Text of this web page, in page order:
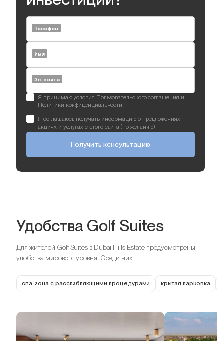
Телефон
Имя
Эл. почта
Я принимаю условия Пользовательского соглашения и
Политики конфиденциальности
Я соглашаюсь получать информацию о предложениях,
акциях и услугах с этого сайта (по желанию)
Получить консультацию
Удобства Golf Suites
Для жителей Golf Suites в Dubai Hills Estate предусмотрены
удобства мирового уровня. Среди них:
спа-зона с расслабляющими процедурами крытая парковка